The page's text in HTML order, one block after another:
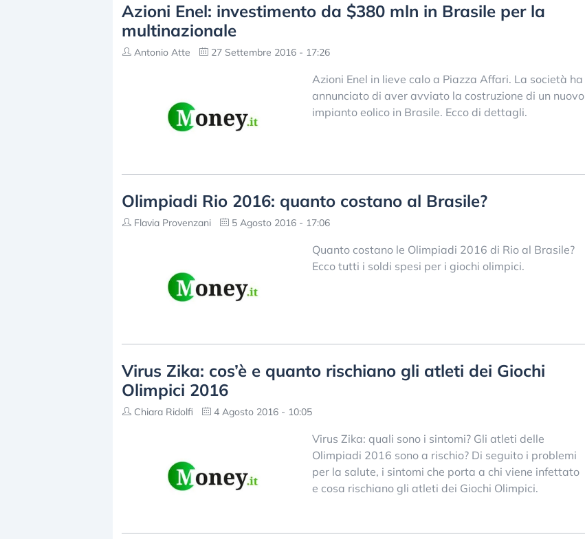
Azioni Enel: investimento da $380 mln in Brasile per la
multinazionale
Antonio Atte 27 Settembre 2016 - 17:26
Azioni Enel in lieve calo a Piazza Affari. La società ha
annunciato di aver avviato la costruzione di un nuovo
impianto eolico in Brasile. Ecco di dettagli.
Olimpiadi Rio 2016: quanto costano al Brasile?
Flavia Provenzani 5 Agosto 2016 - 17:06
Quanto costano le Olimpiadi 2016 di Rio al Brasile?
Ecco tutti i soldi spesi per i giochi olimpici.
Virus Zika: cos’è e quanto rischiano gli atleti dei Giochi
Olimpici 2016
Chiara Ridolfi 4 Agosto 2016 - 10:05
Virus Zika: quali sono i sintomi? Gli atleti delle
Olimpiadi 2016 sono a rischio? Di seguito i problemi
per la salute, i sintomi che porta a chi viene infettato
e cosa rischiano gli atleti dei Giochi Olimpici.